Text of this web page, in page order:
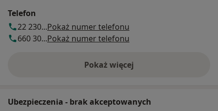
Telefon
22 230...Pokaż numer telefonu
660 30...Pokaż numer telefonu
Pokaż więcej
o adresie
Ubezpieczenia - brak akceptowanych